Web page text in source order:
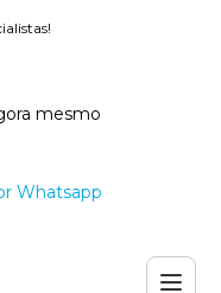
mesmo
Whatsapp